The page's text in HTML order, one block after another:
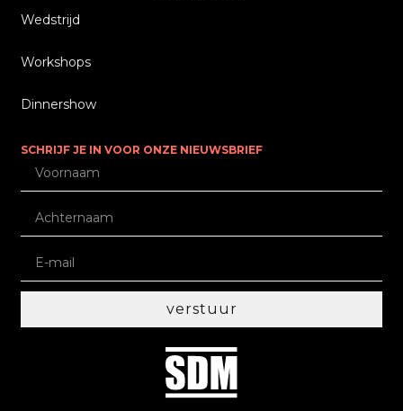
Wedstrijd
Workshops
Dinnershow
SCHRIJF JE IN VOOR ONZE NIEUWSBRIEF
verstuur